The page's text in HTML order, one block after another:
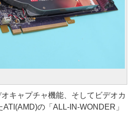
キャプチャ機能、そしてビデオカ
の「ALL-IN-WONDER」